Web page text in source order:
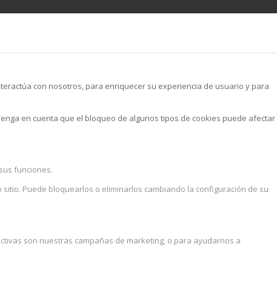
con nosotros, para enriquecer su experiencia de usuario y para
en cuenta que el bloqueo de algunos tipos de cookies puede afectar
funciones.
Puede bloquearlos o eliminarlos cambiando la configuración de su
son nuestras campañas de marketing, o para ayudarnos a